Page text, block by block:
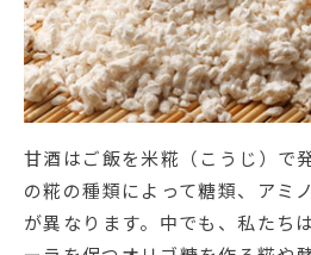
甘酒はご飯を米糀（こうじ）で
の糀の種類によって糖類、アミ
が異なります。中でも、私たち